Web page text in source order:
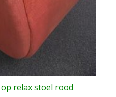
relax stoel rood